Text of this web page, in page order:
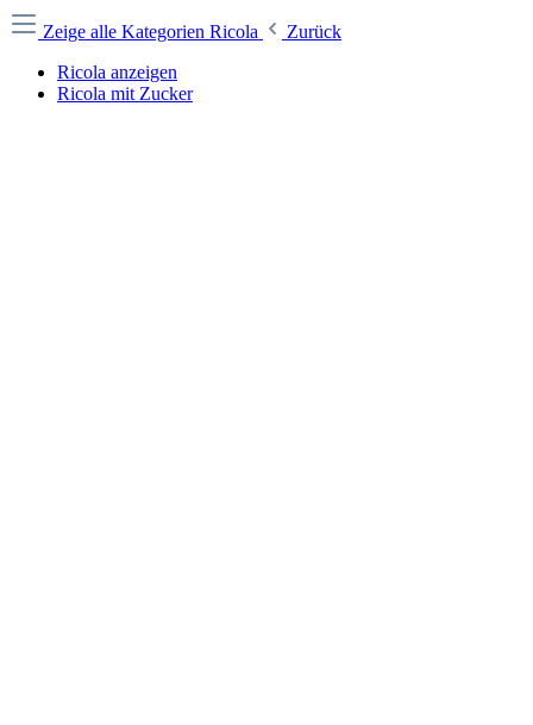
Zeige alle Kategorien Ricola
Zurück
Ricola anzeigen
Ricola mit Zucker